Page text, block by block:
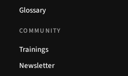
Glossary
COMMUNITY
Trainings
Newsletter